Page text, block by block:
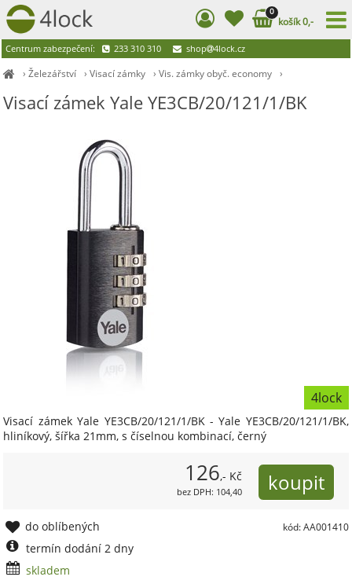
›Železářství ›Visací zámky ›Vis. zámky obyč. economy ›
Visací zámek Yale YE3CB/20/121/1/BK
Visací zámek Yale YE3CB/20/121/1/BK - Yale YE3CB/20/121/1/BK,
hliníkový, šířka 21mm, s číselnou kombinací, černý
4lock
126,- Kč
bez DPH: 104,40
kód: AA001410
do oblíbených
termín dodání 2 dny
skladem
0
košík 0,-
Centrum zabezpečení: 233 310 310 shop 4lock.cz